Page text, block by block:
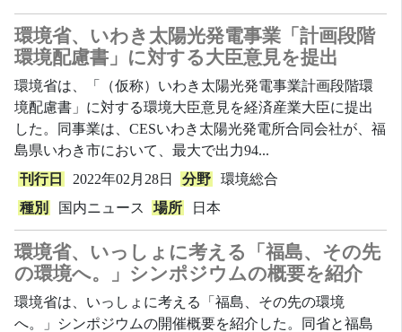
環境省、いわき太陽光発電事業「計画段階
環境配慮書」に対する大臣意見を提出
環境省は、「（仮称）いわき太陽光発電事業計画段階環
境配慮書」に対する環境大臣意見を経済産業大臣に提出
した。同事業は、CESいわき太陽光発電所合同会社が、福
島県いわき市において、最大で出力94...
刊行日
2022年02月28日 分野
環境総合
種別
国内ニュース 場所 日本
環境省、いっしょに考える「福島、その先
の環境へ。」シンポジウムの概要を紹介
環境省は、いっしょに考える「福島、その先の環境
へ。」シンポジウムの開催概要を紹介した。同省と福島